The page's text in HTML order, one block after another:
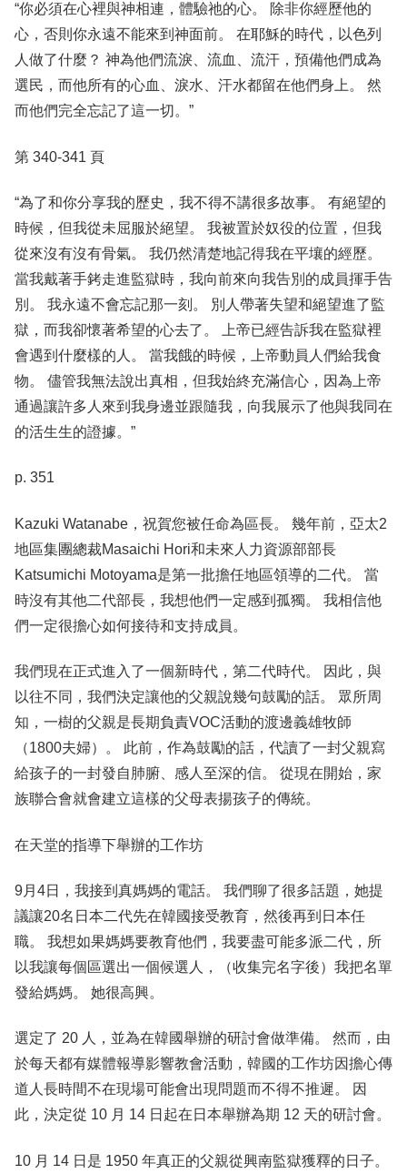
“你必須在心裡與神相連，體驗祂的心。 除非你經歷他的
心，否則你永遠不能來到神面前。 在耶穌的時代，以色列
人做了什麼？ 神為他們流淚、流血、流汗，預備他們成為
選民，而他所有的心血、淚水、汗水都留在他們身上。 然
而他們完全忘記了這一切。”
第 340-341 頁
“為了和你分享我的歷史，我不得不講很多故事。 有絕望的
時候，但我從未屈服於絕望。 我被置於奴役的位置，但我
從來沒有沒有骨氣。 我仍然清楚地記得我在平壤的經歷。
當我戴著手銬走進監獄時，我向前來向我告別的成員揮手告
別。 我永遠不會忘記那一刻。 別人帶著失望和絕望進了監
獄，而我卻懷著希望的心去了。 上帝已經告訴我在監獄裡
會遇到什麼樣的人。 當我餓的時候，上帝動員人們給我食
物。 儘管我無法說出真相，但我始終充滿信心，因為上帝
通過讓許多人來到我身邊並跟隨我，向我展示了他與我同在
的活生生的證據。”
p. 351
Kazuki Watanabe，祝賀您被任命為區長。 幾年前，亞太2
地區集團總裁Masaichi Hori和未來人力資源部部長
Katsumichi Motoyama是第一批擔任地區領導的二代。 當
時沒有其他二代部長，我想他們一定感到孤獨。 我相信他
們一定很擔心如何接待和支持成員。
我們現在正式進入了一個新時代，第二代時代。 因此，與
以往不同，我們決定讓他的父親說幾句鼓勵的話。 眾所周
知，一樹的父親是長期負責VOC活動的渡邊義雄牧師
（1800夫婦）。 此前，作為鼓勵的話，代讀了一封父親寫
給孩子的一封發自肺腑、感人至深的信。 從現在開始，家
族聯合會就會建立這樣的父母表揚孩子的傳統。
在天堂的指導下舉辦的工作坊
9月4日，我接到真媽媽的電話。 我們聊了很多話題，她提
議讓20名日本二代先在韓國接受教育，然後再到日本任
職。 我想如果媽媽要教育他們，我要盡可能多派二代，所
以我讓每個區選出一個候選人，（收集完名字後）我把名單
發給媽媽。 她很高興。
選定了 20 人，並為在韓國舉辦的研討會做準備。 然而，由
於每天都有媒體報導影響教會活動，韓國的工作坊因擔心傳
道人長時間不在現場可能會出現問題而不得不推遲。 因
此，決定從 10 月 14 日起在日本舉辦為期 12 天的研討會。
10 月 14 日是 1950 年真正的父親從興南監獄獲釋的日子。